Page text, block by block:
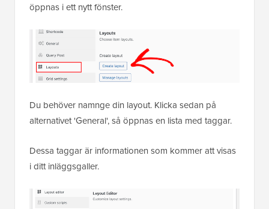
öppnas i ett nytt fönster.
Du behöver namnge din layout. Klicka sedan på
alternativet 'General', så öppnas en lista med taggar.
Dessa taggar är informationen som kommer att visas
i ditt inläggsgaller.